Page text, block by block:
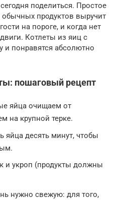
поделиться. Простое
продуктов выручит
на пороге, и когда нет
Котлеты из яиц с
и понравятся абсолютно
пошаговый рецепт
яйца очищаем от
на крупной терке.
яйца десять минут, чтобы
и укроп (продукты должны
нужно свежую: для того,